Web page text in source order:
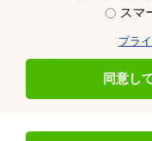
スマ
プラ
同意し